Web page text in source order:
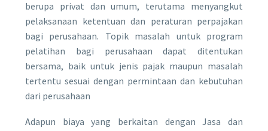
berupa privat dan umum, terutama menyangkut
pelaksanaan ketentuan dan peraturan perpajakan
bagi perusahaan. Topik masalah untuk program
pelatihan bagi perusahaan dapat ditentukan
bersama, baik untuk jenis pajak maupun masalah
tertentu sesuai dengan permintaan dan kebutuhan
dari perusahaan
Adapun biaya yang berkaitan dengan Jasa dan